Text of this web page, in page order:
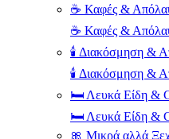
☕ Καφές &
☕ Καφές &
🕯️ Διακόσμηση &
🕯️ Διακόσμηση &
🛏️ Λευκά Είδη &
🛏️ Λευκά Είδη &
🎀 Μικρά αλλά